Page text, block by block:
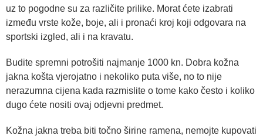
uz to pogodne su za različite prilike. Morat ćete izabrati
između vrste kože, boje, ali i pronaći kroj koji odgovara na
sportski izgled, ali i na kravatu.
Budite spremni potrošiti najmanje 1000 kn. Dobra kožna
jakna košta vjerojatno i nekoliko puta više, no to nije
nerazumna cijena kada razmislite o tome kako često i koliko
dugo ćete nositi ovaj odjevni predmet.
Kožna jakna treba biti točno širine ramena, nemojte kupovati